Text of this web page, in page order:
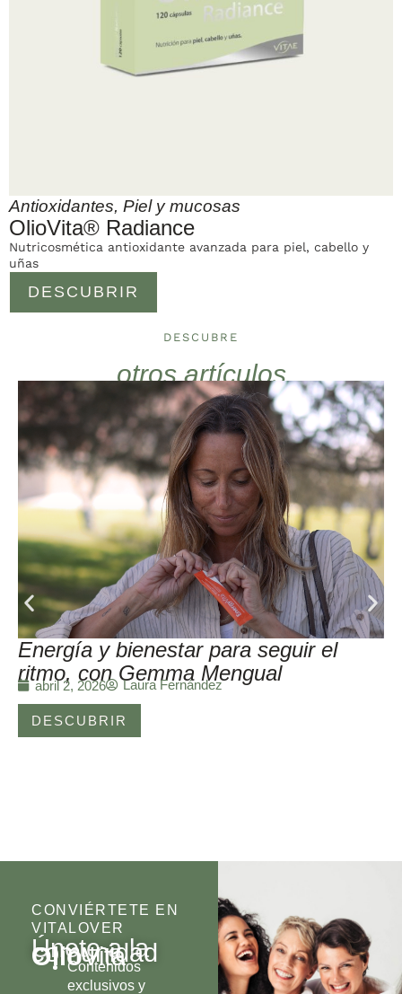
Antioxidantes, Piel y mucosas
OlioVita® Radiance
DESCUBRIR
Nutricosmética antioxidante avanzada para piel, cabello y
uñas
DESCUBRE
otros artículos
Energía y bienestar para seguir el
ritmo, con Gemma Mengual
abril 2, 2026 Laura Fernández
DESCUBRIR
CONVIÉRTETE EN
VITALOVER
Únete a la
comunidad
OlioVita
Contenidos
exclusivos y